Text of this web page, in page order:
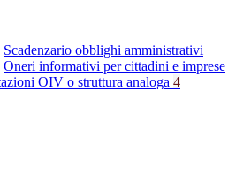
Scadenzario obblighi amministrativi
Oneri informativi per cittadini e imprese
OIV o struttura analoga 4